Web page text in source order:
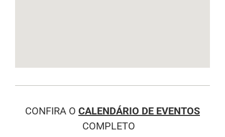
CONFIRA O CALENDÁRIO DE EVENTOS
COMPLETO